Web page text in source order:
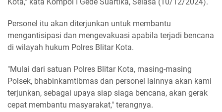
Personel itu akan diterjunkan untuk membantu
mengantisipasi dan mengevakuasi apabila terjadi bencana
di wilayah hukum Polres Blitar Kota.
"Mulai dari satuan Polres Blitar Kota, masing-masing
Polsek, bhabinkamtibmas dan personel lainnya akan kami
terjunkan, sebagai upaya siap siaga bencana, akan gerak
cepat membantu masyarakat," terangnya.